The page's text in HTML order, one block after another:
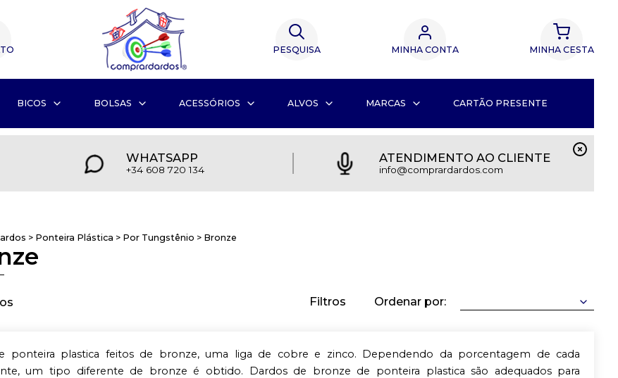
PESQUISA MINHA CONTA MINHA CESTA
BICOS BOLSAS ACESSÓRIOS ALVOS MARCAS CARTÃO PRESENTE
WHATSAPP
+34 608 720 134
ATENDIMENTO AO CLIENTE
info@comprardardos.com
> Ponteira Plástica > Por Tungstênio > Bronze
Filtros Ordenar por:
ponteira plastica feitos de bronze, uma liga de cobre e zinco. Dependendo da porcentagem de cada
um tipo diferente de bronze é obtido. Dardos de bronze de ponteira plastica são adequados para